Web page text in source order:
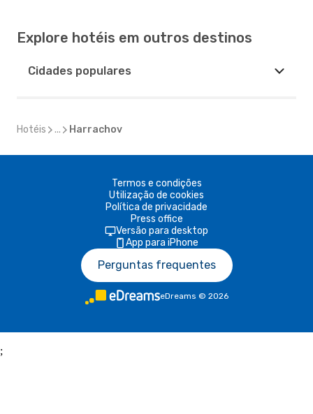
Explore hotéis em outros destinos
Cidades populares
Hotéis ... Harrachov
Termos e condições
Utilização de cookies
Política de privacidade
Press office
Versão para desktop
App para iPhone
Perguntas frequentes
eDreams © 2026
;